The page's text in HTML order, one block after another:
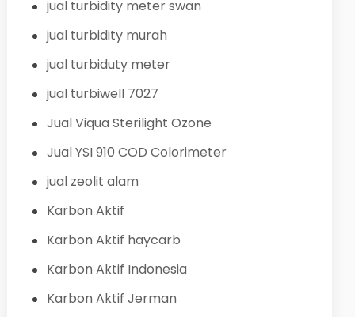
jual turbidity meter swan
jual turbidity murah
jual turbiduty meter
jual turbiwell 7027
Jual Viqua Sterilight Ozone
Jual YSI 910 COD Colorimeter
jual zeolit alam
Karbon Aktif
Karbon Aktif haycarb
Karbon Aktif Indonesia
Karbon Aktif Jerman